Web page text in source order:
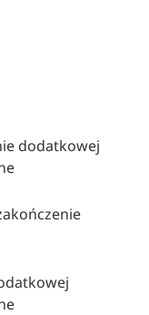
dodatkowej